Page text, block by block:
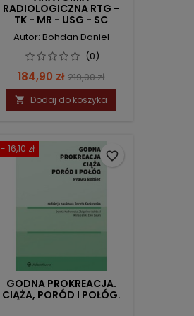
RADIOLOGICZNA RTG -
TK - MR - USG - SC
Autor: Bohdan Daniel
(0)
Cena
184,90 zł Cena
podstawowa
219,00 zł
 Dodaj do koszyka
- 16,10 zł
GODNA PROKREACJA.
CIĄŻA, PORÓD I POŁÓG.
favorite_border